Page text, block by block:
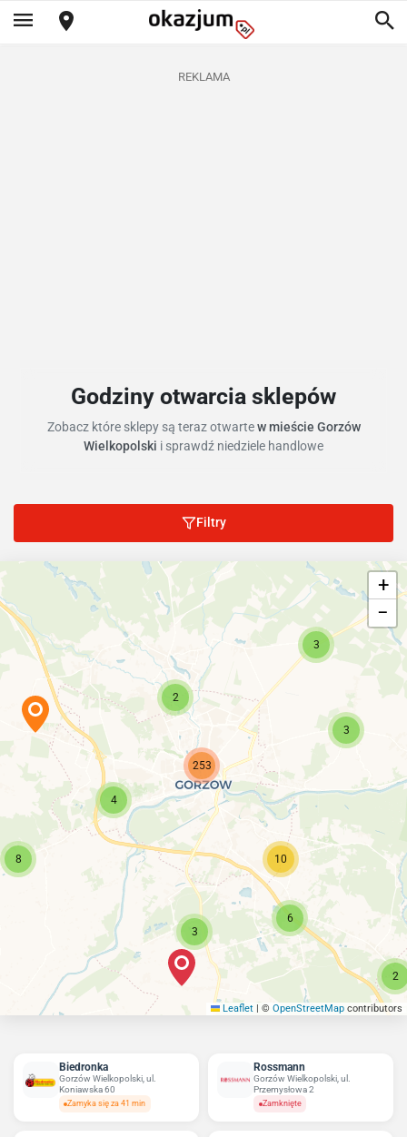
REKLAMA
Godziny otwarcia sklepów
Zobacz które sklepy są teraz otwartew mieście Gorzów
Wielkopolski i sprawdź niedziele handlowe
Filtry
2
4
3
3
3
6
8
2
253
10
+
−
Leaflet | © OpenStreetMap contributors
Biedronka
Gorzów Wielkopolski, ul.
Koniawska 60
Zamyka się za 41 min
Rossmann
Gorzów Wielkopolski, ul.
Przemysłowa 2
Zamknięte